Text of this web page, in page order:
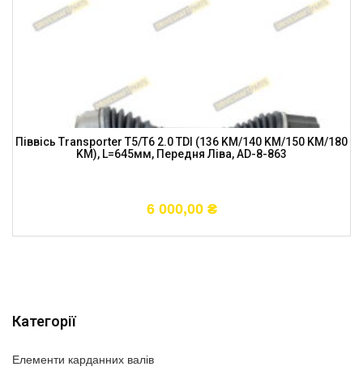
Категорії
Елементи карданних валів
Піввісь Transporter T5/T6 2.0 TDI (136 KM/140 KM/150 KM/180
KM), L=645мм, Передня Ліва, AD-8-863
6 000,00 ₴